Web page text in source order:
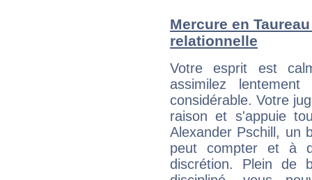
Mercure en
relationnelle
Votre esprit est
assimilez
considérable. Votre
raison et s'appuie
Alexander Pschill, un
peut compter et à
discrétion. Plein de